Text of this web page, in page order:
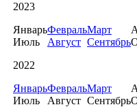
2023
ЯнварьФевральМарт
Июль
Август Сентябрь
2022
ЯнварьФевральМарт
Июль
Август Сентябрь